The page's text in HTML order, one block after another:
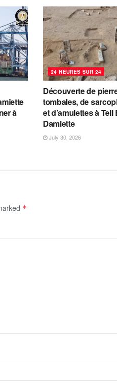
à
24 HEURES SUR 24
Découverte de
tombales, de
et d’amulettes à Tell
Damiette
July 30, 2026
*